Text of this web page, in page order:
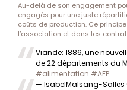
Au-delà de son engagement
engagés pour une juste
coûts de production. Ce
l’association et dans les
Viande: 1886, une
de 22 départements du
#alimentation #AFP
— IsabelMalsang-Salles